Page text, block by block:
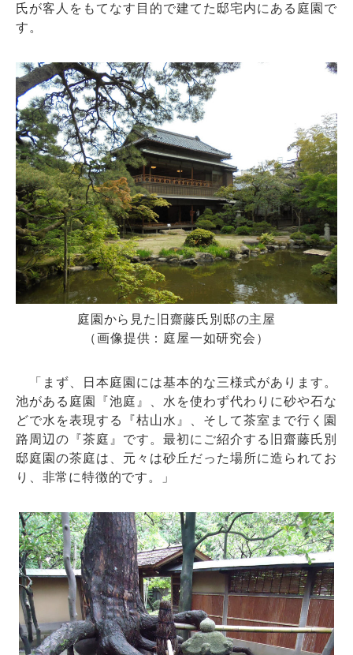
氏が客人をもてなす目的で建てた邸宅内にある庭園で
す。
庭園から見た旧齋藤氏別邸の主屋
（画像提供：庭屋一如研究会）
「まず、日本庭園には基本的な三様式があります。
池がある庭園『池庭』、水を使わず代わりに砂や石な
どで水を表現する『枯山水』、そして茶室まで行く園
路周辺の『茶庭』です。最初にご紹介する旧齋藤氏別
邸庭園の茶庭は、元々は砂丘だった場所に造られてお
り、非常に特徴的です。」